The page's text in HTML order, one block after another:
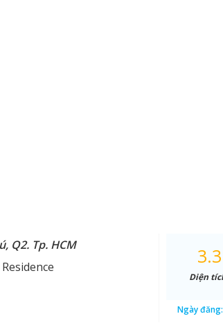
Q2. Tp. HCM
Diện
Ngày